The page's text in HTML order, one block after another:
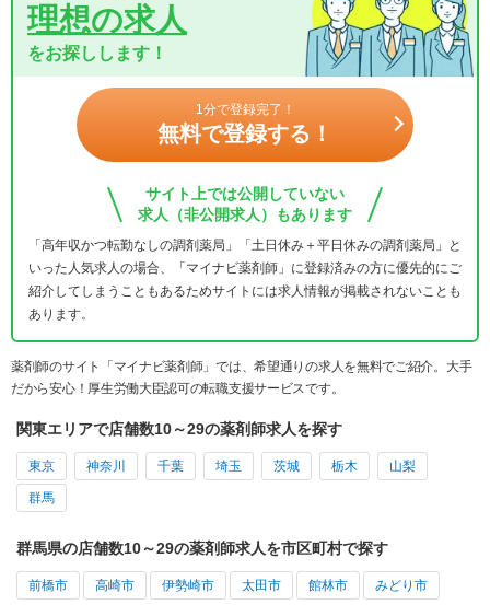
理想の求人
をお探しします！
1分で登録完了！
無料で登録する！
サイト上では公開していない
求人（非公開求人）もあります
「高年収かつ転勤なしの調剤薬局」「土日休み＋平日休みの調剤薬局」と
いった人気求人の場合、「マイナビ薬剤師」に登録済みの方に優先的にご
紹介してしまうこともあるためサイトには求人情報が掲載されないことも
あります。
薬剤師のサイト「マイナビ薬剤師」では、希望通りの求人を無料でご紹介。大手
だから安心！厚生労働大臣認可の転職支援サービスです。
関東エリアで店舗数10～29の薬剤師求人を探す
東京 神奈川 千葉 埼玉 茨城 栃木 山梨
群馬
群馬県の店舗数10～29の薬剤師求人を市区町村で探す
前橋市 高崎市 伊勢崎市 太田市 館林市 みどり市